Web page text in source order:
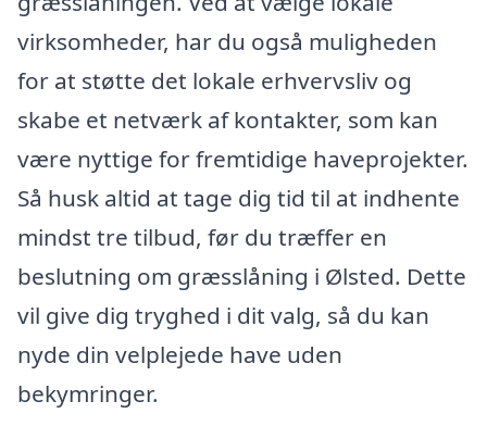
virksomheder, har du også muligheden
for at støtte det lokale erhvervsliv og
skabe et netværk af kontakter, som kan
være nyttige for fremtidige haveprojekter.
Så husk altid at tage dig tid til at indhente
mindst tre tilbud, før du træffer en
beslutning om græsslåning i Ølsted. Dette
vil give dig tryghed i dit valg, så du kan
nyde din velplejede have uden
bekymringer.